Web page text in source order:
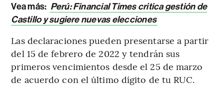
Vea más: Perú: Financial Times critica gestión de
Castillo y sugiere nuevas elecciones
Las declaraciones pueden presentarse a partir
del 15 de febrero de 2022 y tendrán sus
primeros vencimientos desde el 25 de marzo
de acuerdo con el último dígito de tu RUC.